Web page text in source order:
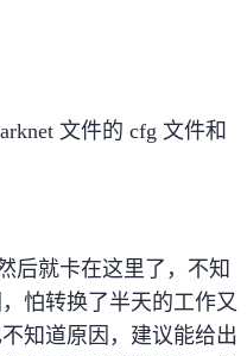
文件的 cfg 文件和
后就卡在这里了，不知
怕转换了半天的工作又
知道原因，建议能给出